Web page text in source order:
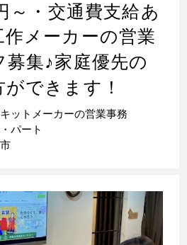
～・交通費支給あ
作メーカーの営業
募集♪家庭優先の
できます！
ットメーカーの営業事務
パート